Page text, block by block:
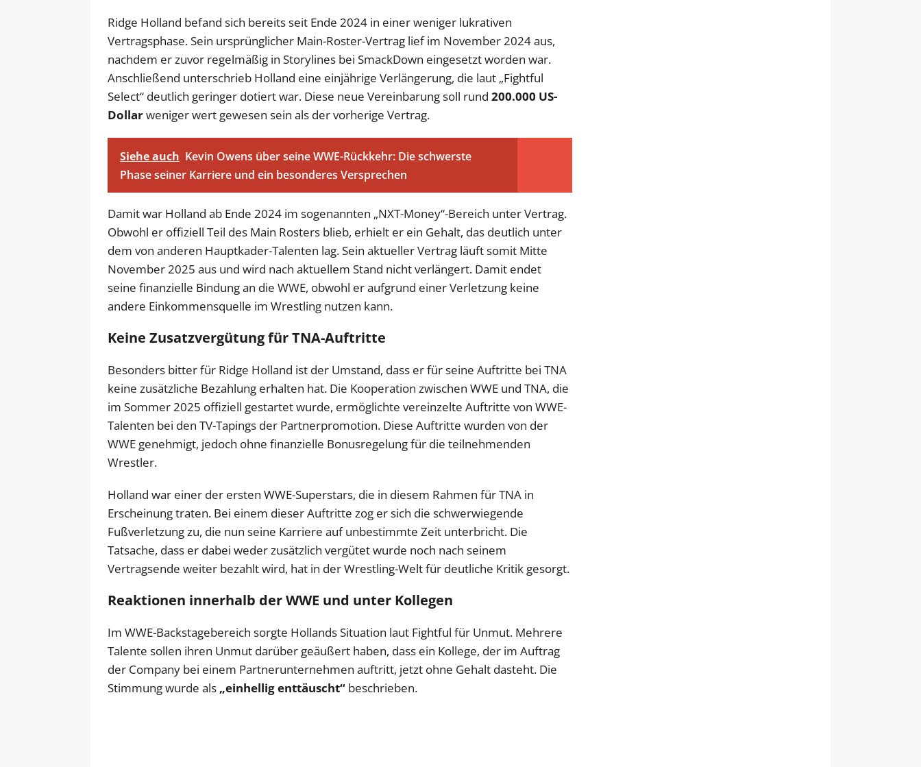
Ridge Holland befand sich bereits seit Ende 2024 in einer weniger lukrativen
Vertragsphase. Sein ursprünglicher Main-Roster-Vertrag lief im November 2024 aus,
nachdem er zuvor regelmäßig in Storylines bei SmackDown eingesetzt worden war.
Anschließend unterschrieb Holland eine einjährige Verlängerung, die laut „Fightful
Select“ deutlich geringer dotiert war. Diese neue Vereinbarung soll rund 200.000 US-
Dollarweniger wert gewesen sein als der vorherige Vertrag.
Siehe auch Kevin Owens über seine WWE-Rückkehr: Die schwerste
Phase seiner Karriere und ein besonderes Versprechen
Damit war Holland ab Ende 2024 im sogenannten „NXT-Money“-Bereich unter Vertrag.
Obwohl er offiziell Teil des Main Rosters blieb, erhielt er ein Gehalt, das deutlich unter
dem von anderen Hauptkader-Talenten lag. Sein aktueller Vertrag läuft somit Mitte
November 2025 aus und wird nach aktuellem Stand nicht verlängert. Damit endet
seine finanzielle Bindung an die WWE, obwohl er aufgrund einer Verletzung keine
andere Einkommensquelle im Wrestling nutzen kann.
Keine Zusatzvergütung für TNA-Auftritte
Besonders bitter für Ridge Holland ist der Umstand, dass er für seine Auftritte bei TNA
keine zusätzliche Bezahlung erhalten hat. Die Kooperation zwischen WWE und TNA, die
im Sommer 2025 offiziell gestartet wurde, ermöglichte vereinzelte Auftritte von WWE-
Talenten bei den TV-Tapings der Partnerpromotion. Diese Auftritte wurden von der
WWE genehmigt, jedoch ohne finanzielle Bonusregelung für die teilnehmenden
Wrestler.
Holland war einer der ersten WWE-Superstars, die in diesem Rahmen für TNA in
Erscheinung traten. Bei einem dieser Auftritte zog er sich die schwerwiegende
Fußverletzung zu, die nun seine Karriere auf unbestimmte Zeit unterbricht. Die
Tatsache, dass er dabei weder zusätzlich vergütet wurde noch nach seinem
Vertragsende weiter bezahlt wird, hat in der Wrestling-Welt für deutliche Kritik gesorgt.
Reaktionen innerhalb der WWE und unter Kollegen
Im WWE-Backstagebereich sorgte Hollands Situation laut Fightful für Unmut. Mehrere
Talente sollen ihren Unmut darüber geäußert haben, dass ein Kollege, der im Auftrag
der Company bei einem Partnerunternehmen auftritt, jetzt ohne Gehalt dasteht. Die
Stimmung wurde als „einhellig enttäuscht“ beschrieben.